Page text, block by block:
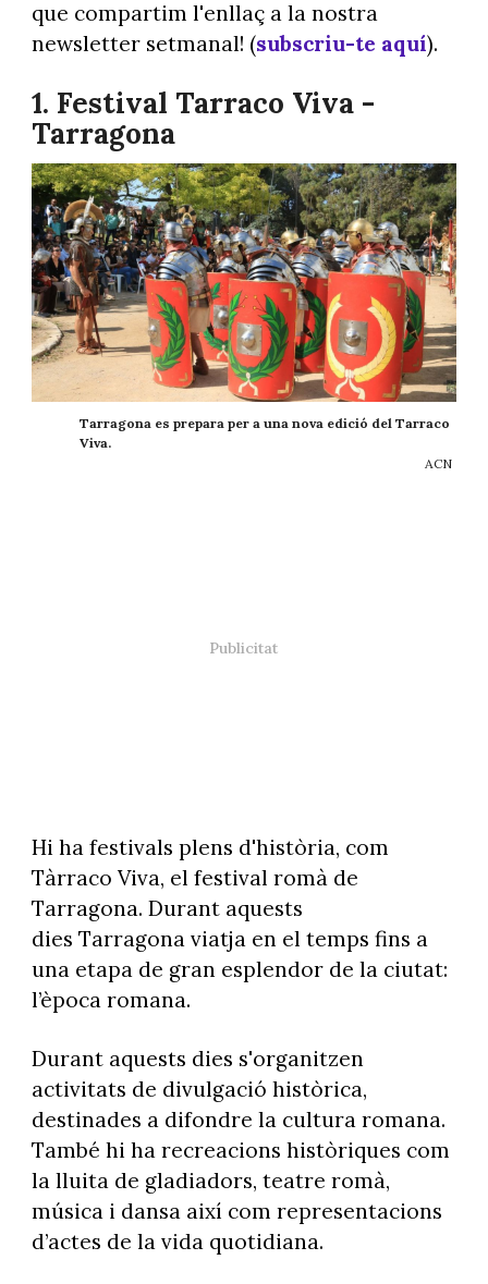
que compartim l'enllaç a la nostra
newsletter setmanal! (subscriu-te aquí).
1. Festival Tarraco Viva -
Tarragona
Tarragona es prepara per a una nova edició del Tarraco
Viva.
ACN
Hi ha festivals plens d'història, com
Tàrraco Viva, el festival romà de
Tarragona. Durant aquests
dies Tarragona viatja en el temps fins a
una etapa de gran esplendor de la ciutat:
l’època romana.
Durant aquests dies s'organitzen
activitats de divulgació històrica,
destinades a difondre la cultura romana.
També hi ha recreacions històriques com
la lluita de gladiadors, teatre romà,
música i dansa així com representacions
d’actes de la vida quotidiana.